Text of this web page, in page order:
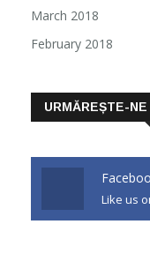
March 2018
February 2018
URMĂREȘTE-
Like us